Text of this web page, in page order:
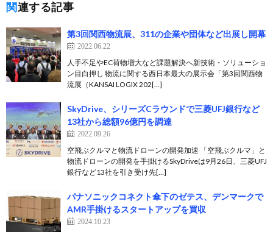
関連する記事
第3回関西物流展、311の企業や団体など出展し開幕
2022.06.22
人手不足やEC荷物増大など課題解決へ新技術・ソリューショ
ン目白押し 物流に関する西日本最大の展示会「第3回関西物
流展（KANSAI LOGIX 202[…]
SkyDrive、シリーズCラウンドで三菱UFJ銀行など
13社から総額96億円を調達
2022.09.26
空飛ぶクルマと物流ドローンの開発加速 「空飛ぶクルマ」と
物流ドローンの開発を手掛けるSkyDriveは9月26日、三菱UFJ
銀行など13社を引き受け先[…]
パナソニックコネクト傘下のゼテス、デンマークで
AMR手掛けるスタートアップを買収
2024.10.23